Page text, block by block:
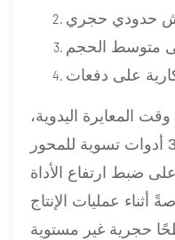
حدودي حجري
متوسط ​​الحجم
على دفعات
المعايرة اليدوية،
طلب العميل أيضًا 3 أدوات تسوية للمحور Z. تساعد
ضبط ارتفاع الأداة
عمليات الإنتاج